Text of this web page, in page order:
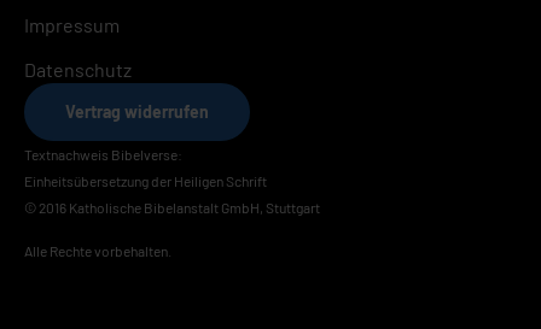
Impressum
Datenschutz
Vertrag widerrufen
Textnachweis Bibelverse:
Einheitsübersetzung der Heiligen Schrift
© 2016 Katholische Bibelanstalt GmbH, Stuttgart
Alle Rechte vorbehalten.